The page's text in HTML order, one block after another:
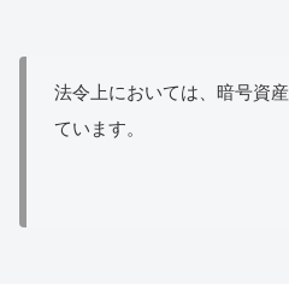
法令上においては、暗号資
ています。